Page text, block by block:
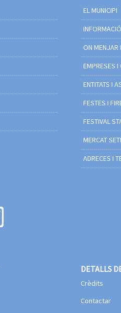
EL MUNICIPI
ON MENJAR
EMPRESES
ENTITATS I
FESTES I
FESTIVAL
MERCAT
ADRECES I
DETALLS
Crèdits
Contactar